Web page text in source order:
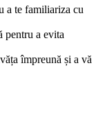
a te familiariza cu
pentru a evita
împreună și a vă